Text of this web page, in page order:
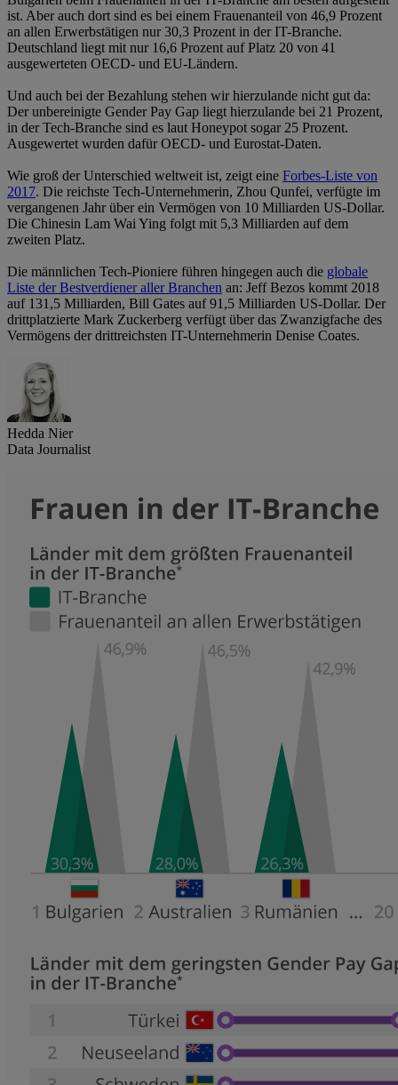
ist. Aber auch dort sind es bei einem Frauenanteil von 46,9 Prozent
an allen Erwerbstätigen nur 30,3 Prozent in der IT-Branche.
Deutschland liegt mit nur 16,6 Prozent auf Platz 20 von 41
ausgewerteten OECD- und EU-Ländern.
Und auch bei der Bezahlung stehen wir hierzulande nicht gut da:
Der unbereinigte Gender Pay Gap liegt hierzulande bei 21 Prozent,
in der Tech-Branche sind es laut Honeypot sogar 25 Prozent.
Ausgewertet wurden dafür OECD- und Eurostat-Daten.
Wie groß der Unterschied weltweit ist, zeigt eine Forbes-Liste von
2017. Die reichste Tech-Unternehmerin, Zhou Qunfei, verfügte im
vergangenen Jahr über ein Vermögen von 10 Milliarden US-Dollar.
Die Chinesin Lam Wai Ying folgt mit 5,3 Milliarden auf dem
zweiten Platz.
Die männlichen Tech-Pioniere führen hingegen auch die globale
Liste der Bestverdiener aller Branchen an: Jeff Bezos kommt 2018
auf 131,5 Milliarden, Bill Gates auf 91,5 Milliarden US-Dollar. Der
drittplatzierte Mark Zuckerberg verfügt über das Zwanzigfache des
Vermögens der drittreichsten IT-Unternehmerin Denise Coates.
Hedda Nier
Data Journalist